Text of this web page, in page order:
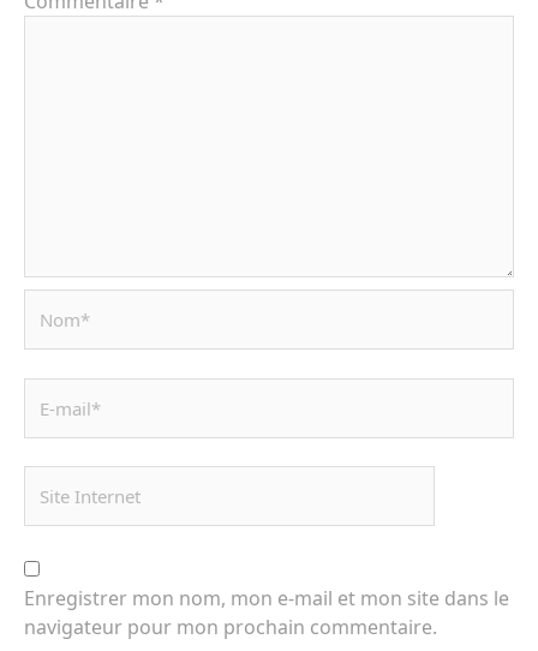
Enregistrer mon nom, mon e-mail et mon site dans le
navigateur pour mon prochain commentaire.